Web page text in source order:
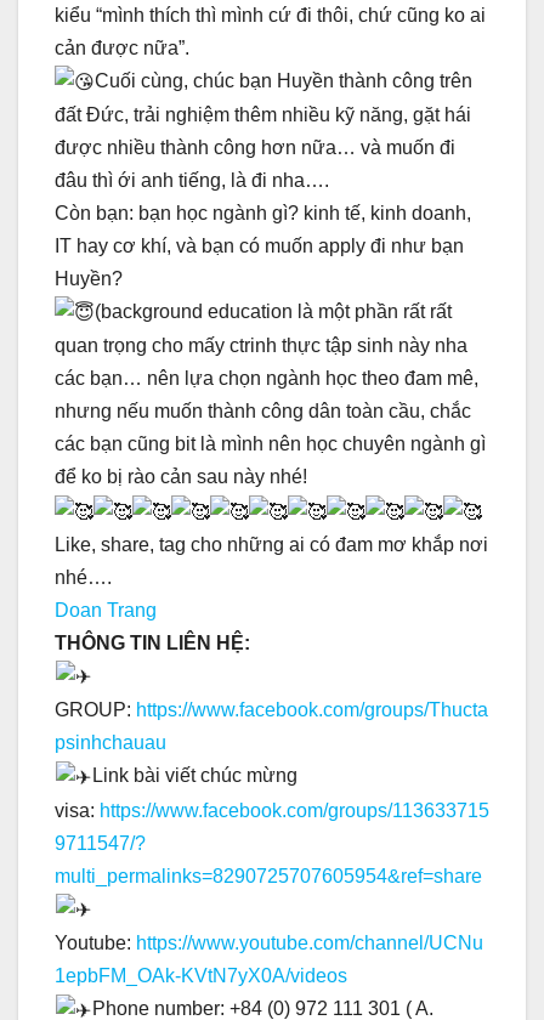
kiểu “mình thích thì mình cứ đi thôi, chứ cũng ko ai
cản được nữa”.
Cuối cùng, chúc bạn Huyền thành công trên
đất Đức, trải nghiệm thêm nhiều kỹ năng, gặt hái
được nhiều thành công hơn nữa… và muốn đi
đâu thì ới anh tiếng, là đi nha….
Còn bạn: bạn học ngành gì? kinh tế, kinh doanh,
IT hay cơ khí, và bạn có muốn apply đi như bạn
Huyền?
(background education là một phần rất rất
quan trọng cho mấy ctrinh thực tập sinh này nha
các bạn… nên lựa chọn ngành học theo đam mê,
nhưng nếu muốn thành công dân toàn cầu, chắc
các bạn cũng bit là mình nên học chuyên ngành gì
để ko bị rào cản sau này nhé!
Like, share, tag cho những ai có đam mơ khắp nơi
nhé….
Doan Trang
THÔNG TIN LIÊN HỆ:
GROUP: https://www.facebook.com/groups/Thucta
psinhchauau
Link bài viết chúc mừng
visa: https://www.facebook.com/groups/113633715
9711547/?
multi_permalinks=8290725707605954&ref=share
Youtube: https://www.youtube.com/channel/UCNu
1epbFM_OAk-KVtN7yX0A/videos
Phone number: +84 (0) 972 111 301 ( A.